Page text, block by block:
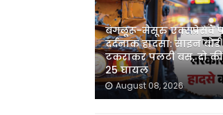
बंगलूरू-मैसूरु एक्सप्रेसवे
दर्दनाक हादसा: साइन
टकराकर पलटी बस, दो
25 घायल
August 08, 2026